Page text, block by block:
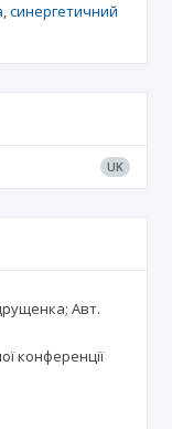
синергетичний
UK
Авт.
конференції